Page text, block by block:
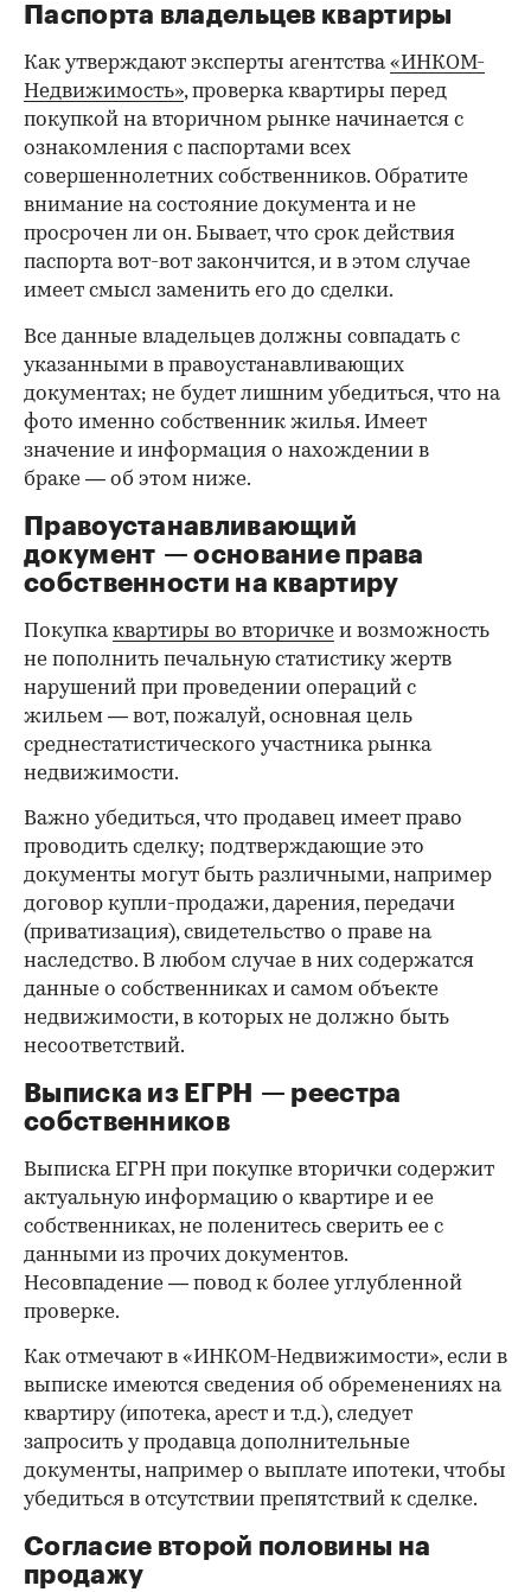
Паспорта владельцев квартиры
Как утверждают эксперты агентства«ИНКОМ-
Недвижимость», проверка квартиры перед
покупкой на вторичном рынке начинается с
ознакомления с паспортами всех
совершеннолетних собственников. Обратите
внимание на состояние документа и не
просрочен ли он. Бывает, что срок действия
паспорта вот-вот закончится, и в этом случае
имеет смысл заменить его до сделки.
00:00 / 00:00
Все данные владельцев должны совпадать с
указанными в правоустанавливающих
документах; не будет лишним убедиться, что на
фото именно собственник жилья. Имеет
значение и информация о нахождении в
браке — об этом ниже.
Правоустанавливающий
документ — основание права
собственности на квартиру
Покупкаквартиры во вторичке и возможность
не пополнить печальную статистику жертв
нарушений при проведении операций с
жильем — вот, пожалуй, основная цель
среднестатистического участника рынка
недвижимости.
Важно убедиться, что продавец имеет право
проводить сделку; подтверждающие это
документы могут быть различными, например
договор купли-продажи, дарения, передачи
(приватизация), свидетельство о праве на
наследство. В любом случае в них содержатся
данные о собственниках и самом объекте
недвижимости, в которых не должно быть
несоответствий.
Выписка из ЕГРН — реестра
собственников
Выписка ЕГРН при покупке вторички содержит
актуальную информацию о квартире и ее
собственниках, не поленитесь сверить ее с
данными из прочих документов.
Несовпадение — повод к более углубленной
проверке.
Как отмечают в «ИНКОМ-Недвижимости», если в
выписке имеются сведения об обременениях на
квартиру (ипотека, арест и т.д.), следует
запросить у продавца дополнительные
документы, например о выплате ипотеки, чтобы
убедиться в отсутствии препятствий к сделке.
Согласие второй половины на
продажу